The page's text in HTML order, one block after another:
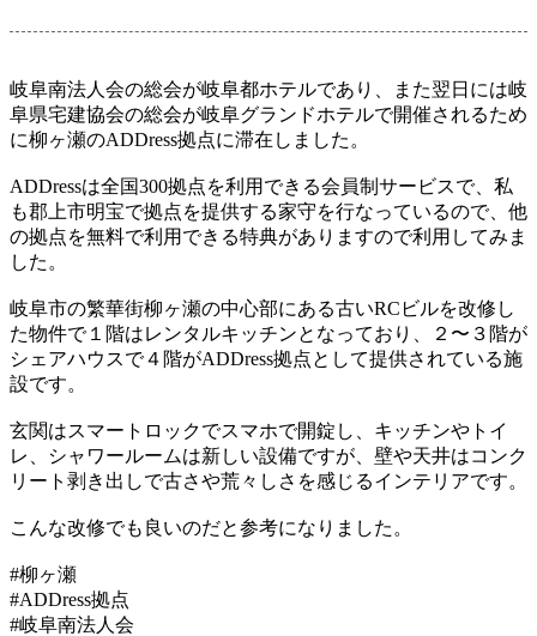
岐阜南法人会の総会が岐阜都ホテルであり、また翌日には岐
阜県宅建協会の総会が岐阜グランドホテルで開催されるため
に柳ヶ瀬のADDress拠点に滞在しました。
ADDressは全国300拠点を利用できる会員制サービスで、私
も郡上市明宝で拠点を提供する家守を行なっているので、他
の拠点を無料で利用できる特典がありますので利用してみま
した。
岐阜市の繁華街柳ヶ瀬の中心部にある古いRCビルを改修し
た物件で１階はレンタルキッチンとなっており、２〜３階が
シェアハウスで４階がADDress拠点として提供されている施
設です。
玄関はスマートロックでスマホで開錠し、キッチンやトイ
レ、シャワールームは新しい設備ですが、壁や天井はコンク
リート剥き出しで古さや荒々しさを感じるインテリアです。
こんな改修でも良いのだと参考になりました。
#柳ヶ瀬
#ADDress拠点
#岐阜南法人会